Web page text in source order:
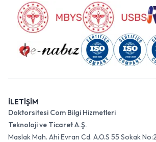
İLETİŞİM
Doktorsitesi Com Bilgi Hizmetleri
Teknoloji ve Ticaret A.Ş.
Maslak Mah. Ahi Evran Cd. A.O.S 55 Sokak